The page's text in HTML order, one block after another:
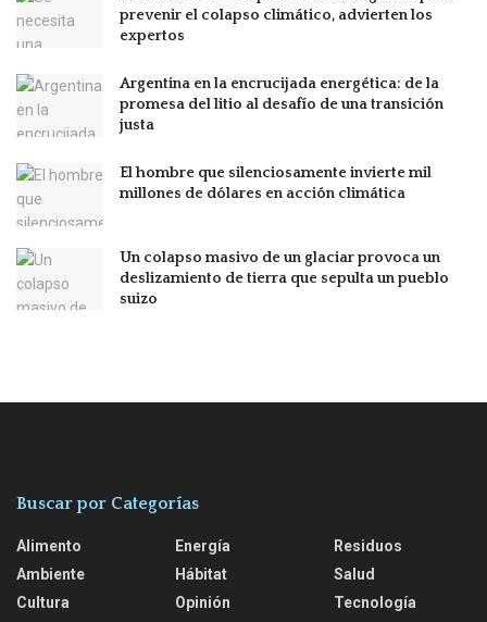
prevenir el colapso climático, advierten los
expertos
Argentina en la encrucijada energética: de la
promesa del litio al desafío de una transición
justa
El hombre que silenciosamente invierte mil
millones de dólares en acción climática
Un colapso masivo de un glaciar provoca un
deslizamiento de tierra que sepulta un pueblo
suizo
Buscar por Categorías
Alimento
Ambiente
Cultura
Energía
Hábitat
Opinión
Residuos
Salud
Tecnología